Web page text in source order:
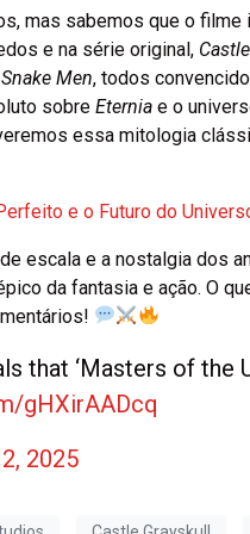
mas sabemos que o
e na série original,
Snake Men, todos
sobre Eternia e o
essa mitologia
e o Futuro do
escala e a nostalgia dos
da fantasia e ação. O
that ‘Masters of the
gHXirAADcq
2025